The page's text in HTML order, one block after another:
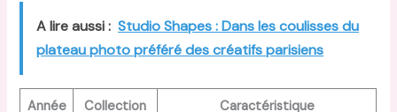
A lire aussi : Studio Shapes : Dans les coulisses du
plateau photo préféré des créatifs parisiens
Année Collection Caractéristique